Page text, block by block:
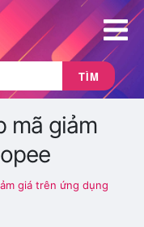
TÌM
mã giảm
giá trên ứng dụng